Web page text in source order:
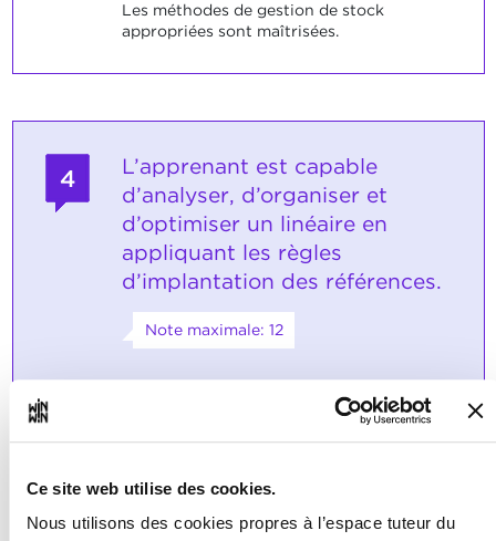
Ce site web utilise des cookies.
Nous utilisons des cookies propres à l’espace tuteur du
Les méthodes de gestion de stock
appropriées sont maîtrisées.
4
L’apprenant est capable
d’analyser, d’organiser et
d’optimiser un linéaire en
appliquant les règles
d’implantation des références.
Note maximale: 12
définit l’implantation des produits selon la
stratégie de l’entreprise et de leur
typologie. L’apprenant implante les